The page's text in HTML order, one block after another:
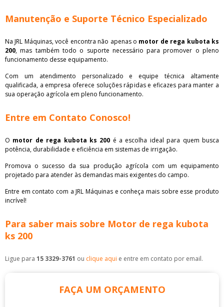
Manutenção e Suporte Técnico Especializado
Na JRL Máquinas, você encontra não apenas o motor de rega kubota ks
200, mas também todo o suporte necessário para promover o pleno
funcionamento desse equipamento.
Com um atendimento personalizado e equipe técnica altamente
qualificada, a empresa oferece soluções rápidas e eficazes para manter a
sua operação agrícola em pleno funcionamento.
Entre em Contato Conosco!
O motor de rega kubota ks 200 é a escolha ideal para quem busca
potência, durabilidade e eficiência em sistemas de irrigação.
Promova o sucesso da sua produção agrícola com um equipamento
projetado para atender às demandas mais exigentes do campo.
Entre em contato com a JRL Máquinas e conheça mais sobre esse produto
incrível!
Para saber mais sobre Motor de rega kubota
ks 200
Ligue para 15 3329-3761 ou clique aqui e entre em contato por email.
FAÇA UM ORÇAMENTO